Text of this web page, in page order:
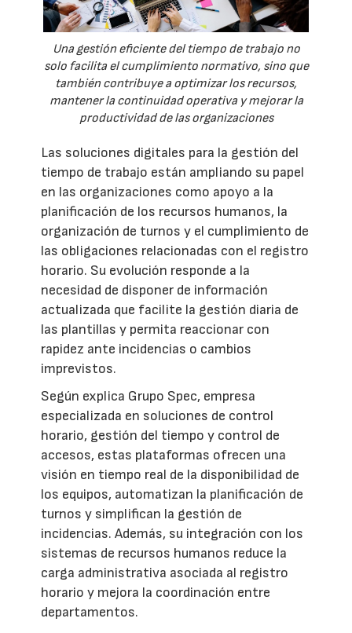
Una gestión eficiente del tiempo de trabajo no
solo facilita el cumplimiento normativo, sino que
también contribuye a optimizar los recursos,
mantener la continuidad operativa y mejorar la
productividad de las organizaciones
Las soluciones digitales para la gestión del
tiempo de trabajo están ampliando su papel
en las organizaciones como apoyo a la
planificación de los recursos humanos, la
organización de turnos y el cumplimiento de
las obligaciones relacionadas con el registro
horario. Su evolución responde a la
necesidad de disponer de información
actualizada que facilite la gestión diaria de
las plantillas y permita reaccionar con
rapidez ante incidencias o cambios
imprevistos.
Según explica Grupo Spec, empresa
especializada en soluciones de control
horario, gestión del tiempo y control de
accesos, estas plataformas ofrecen una
visión en tiempo real de la disponibilidad de
los equipos, automatizan la planificación de
turnos y simplifican la gestión de
incidencias. Además, su integración con los
sistemas de recursos humanos reduce la
carga administrativa asociada al registro
horario y mejora la coordinación entre
departamentos.